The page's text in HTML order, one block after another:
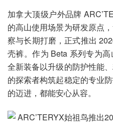
加拿大顶级户外品牌
的高山使用场景为研发原点
察与长期打磨，正式推出
壳裤。作为 Beta 系列专为
全新装备以升级的防护性能
的探索者构筑起稳定的专业
的迈进，都能安心从容。